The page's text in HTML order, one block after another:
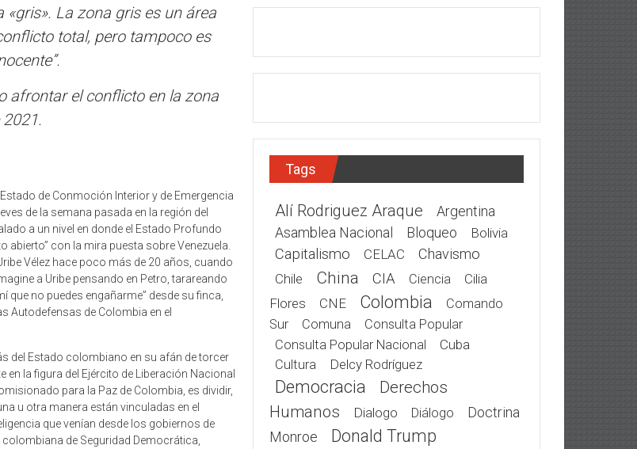
La zona gris es un área
total, pero tampoco es
afrontar el conflicto en la zona
2021.
de Conmoción Interior y de Emergencia
de la semana pasada en la región del
a un nivel en donde el Estado Profundo
abierto” con la mira puesta sobre Venezuela.
Vélez hace poco más de 20 años, cuando
a Uribe pensando en Petro, tarareando
no puedes engañarme” desde su finca,
Autodefensas de Colombia en el
del Estado colombiano en su afán de torcer
la figura del Ejército de Liberación Nacional
para la Paz de Colombia, es dividir,
u otra manera están vinculadas en el
que venían desde los gobiernos de
de Seguridad Democrática,
Tags
Alí Rodriguez Araque
Argentina
Asamblea Nacional
Bloqueo Bolivia
Capitalismo CELAC Chavismo
Chile China CIA Ciencia
Cilia
Flores
CNE Colombia
Comando
Sur
Comuna
Consulta Popular
Consulta Popular Nacional
Cuba
Cultura Delcy Rodríguez
Democracia
Derechos
Humanos
Dialogo Diálogo
Doctrina
Monroe
Donald Trump